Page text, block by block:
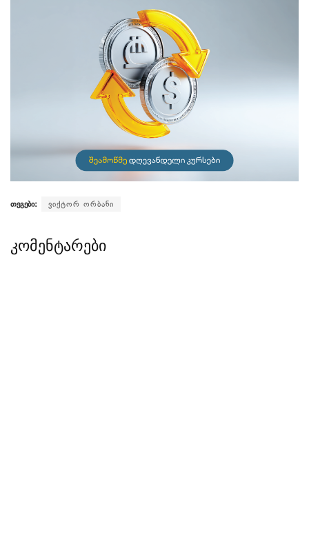
თეგები: ვიქტორ ორბანი
კომენტარები